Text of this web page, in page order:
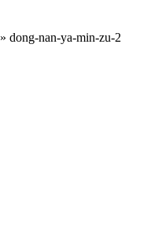
» dong-nan-ya-min-zu-2